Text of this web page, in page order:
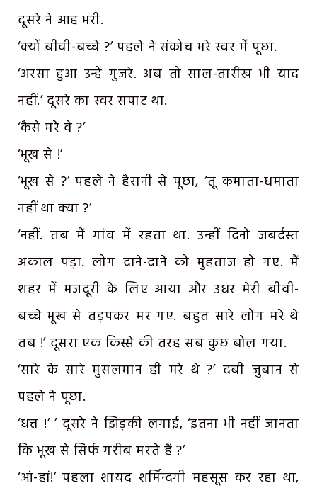
दूसरे ने आह भरी.
‘क्यों बीवी-बच्चे ?’ पहले ने संकोच भरे स्वर में पूछा.
‘अरसा हुआ उन्हें गुजरे. अब तो साल-तारीख भी याद
नहीं.’ दूसरे का स्वर सपाट था.
‘कैसे मरे वे ?’
‘भूख से !’
‘भूख से ?’ पहले ने हैरानी से पूछा, ‘तू कमाता-धमाता
नहीं था क्या ?’
‘नहीं. तब मैं गांव में रहता था. उन्हीं दिनो जबर्दस्त
अकाल पड़ा. लोग दाने-दाने को मुहताज हो गए. मैं
शहर में मजदूरी के लिए आया और उधर मेरी बीवी-
बच्चे भूख से तड़पकर मर गए. बहुत सारे लोग मरे थे
तब !’ दूसरा एक किस्से की तरह सब कुछ बोल गया.
‘सारे के सारे मुसलमान ही मरे थे ?’ दबी जुबान से
पहले ने पूछा.
‘धत्त !’ ’ दूसरे ने झिड़की लगाई, ‘इतना भी नहीं जानता
कि भूख से सिर्फ गरीब मरते हैं ?’
‘आं-हां!’ पहला शायद शर्मिन्दगी महसूस कर रहा था,